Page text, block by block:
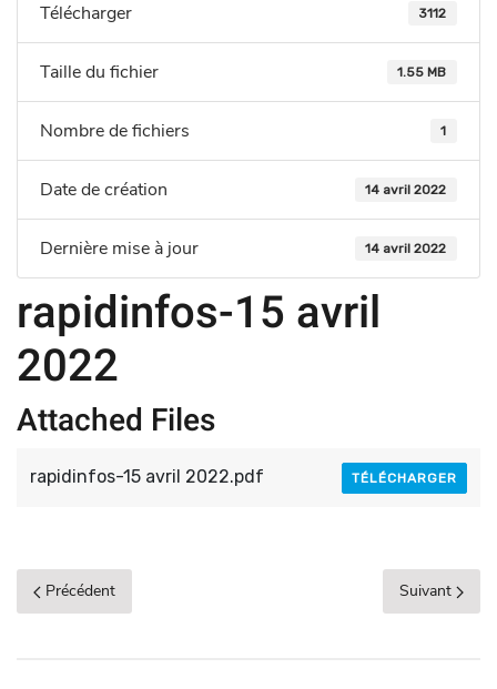
Télécharger 3112
Taille du fichier 1.55 MB
Nombre de fichiers 1
Date de création 14 avril 2022
Dernière mise à jour 14 avril 2022
rapidinfos-15 avril
2022
Attached Files
rapidinfos-15 avril 2022.pdf TÉLÉCHARGER
Précédent Suivant